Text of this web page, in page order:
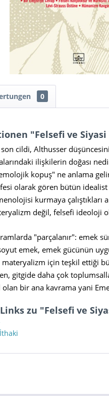
0
"Felsefi ve Siyasi
son cildi, Althusser
ilişkilerin doğası
kopuş" ne anlama
olarak gören bütün
kurmaya
değil, felsefi ideoloji
"parçalanır": emek
emek, emek gücünün
için teşkil ettiği
gitgide daha çok
bir ana kavrama yani
zu "Felsefi ve